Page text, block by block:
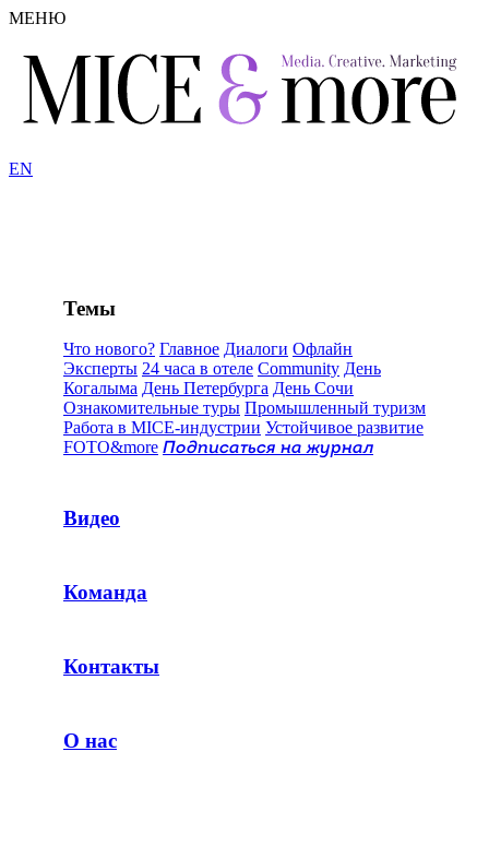
МЕНЮ
EN
Темы
Что нового? Главное Диалоги Офлайн
Эксперты 24 часа в отеле Community День
Когалыма День Петербурга День Сочи
Ознакомительные туры Промышленный туризм
Работа в MICE-индустрии Устойчивое развитие
FOTO&more Подписаться на журнал
Видео
Команда
Контакты
О нас